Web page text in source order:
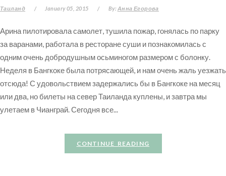
Таиланд / January 05, 2015 / By: Анна Егорова
Арина пилотировала самолет, тушила пожар, гонялась по парку
за варанами, работала в ресторане суши и познакомилась с
одним очень добродушным осьминогом размером с болонку.
Неделя в Бангкоке была потрясающей, и нам очень жаль уезжать
отсюда! С удовольствием задержались бы в Бангкоке на месяц
или два, но билеты на север Таиланда куплены, и завтра мы
улетаем в Чианграй. Сегодня все...
CONTINUE READING